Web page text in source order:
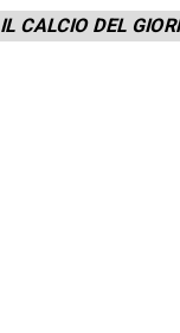
IL CALCIO DEL